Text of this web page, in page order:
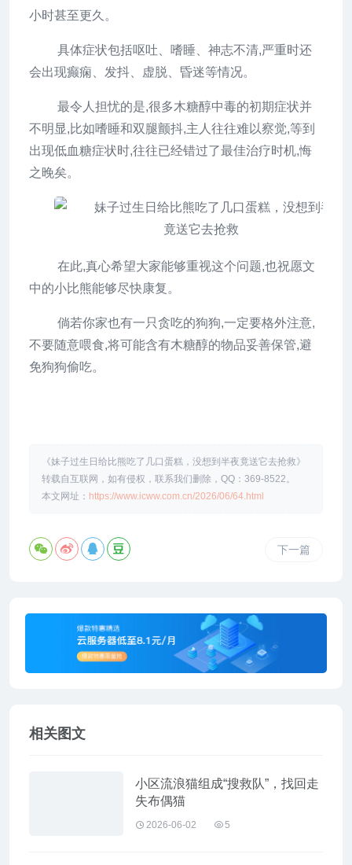
小时甚至更久。
具体症状包括呕吐、嗜睡、神志不清,严重时还
会出现癫痫、发抖、虚脱、昏迷等情况。
最令人担忧的是,很多木糖醇中毒的初期症状并
不明显,比如嗜睡和双腿颤抖,主人往往难以察觉,等到
出现低血糖症状时,往往已经错过了最佳治疗时机,悔
之晚矣。
在此,真心希望大家能够重视这个问题,也祝愿文
中的小比熊能够尽快康复。
倘若你家也有一只贪吃的狗狗,一定要格外注意,
不要随意喂食,将可能含有木糖醇的物品妥善保管,避
免狗狗偷吃。
《妹子过生日给比熊吃了几口蛋糕，没想到半夜竟送它去抢救》
转载自互联网，如有侵权，联系我们删除，QQ：369-8522。
本文网址： https://www.icww.com.cn/2026/06/64.html
下一篇
相关图文
小区流浪猫组成“搜救队”，找回走
失布偶猫
2026-06-02 5